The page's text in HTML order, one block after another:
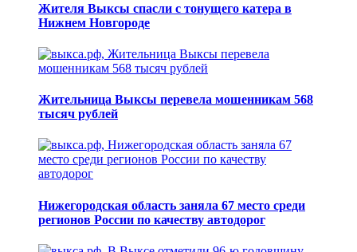
Жителя Выксы спасли с тонущего катера в
Нижнем Новгороде
Жительница Выксы перевела мошенникам 568
тысяч рублей
Нижегородская область заняла 67 место среди
регионов России по качеству автодорог